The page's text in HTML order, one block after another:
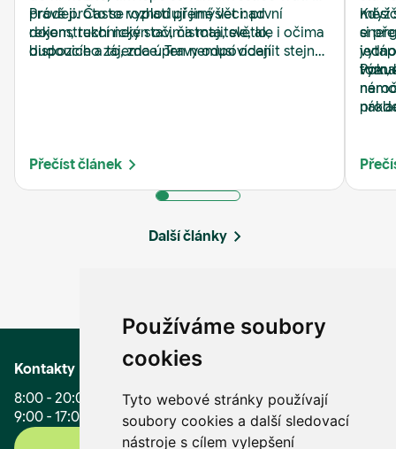
Používáme soubory
cookies
Tyto webové stránky používají
soubory cookies a další sledovací
nástroje s cílem vylepšení
prodeji. Často rozhodují jiné věci: první
dojem, technický stav, čistota, světlo,
dispozice a to, zda úpravy odpovídají
Právě proto se vyplatí přemýšlet nad
rekonstrukcí nejen očima majitele, ale i očima
budoucího zájemce. Ten nemusí ocenit stejný
Přečíst článek
tom,
Když
si
Další články
Kontakty
8:00 - 20:00 (Po - Pá)
9:00 - 17:00 (So, Ne, svátky)